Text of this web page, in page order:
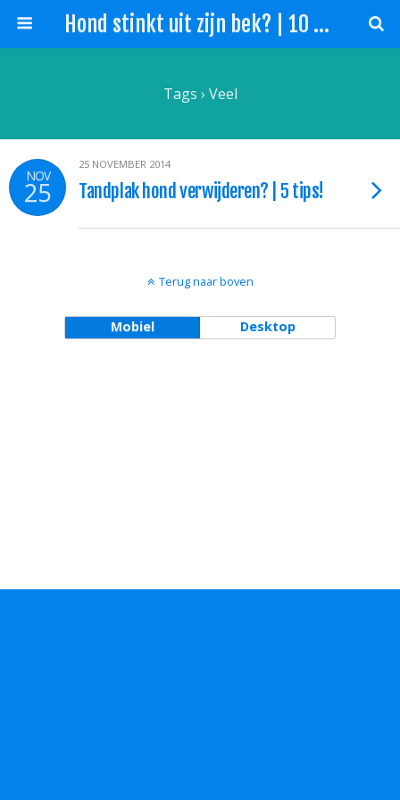
Hond stinkt uit zijn bek? | 10 Tips slechte adem hond!
Tags › Veel
NOV
25
25 NOVEMBER 2014
Tandplak hond verwijderen? | 5 tips!
Terug naar boven
Mobiel Desktop